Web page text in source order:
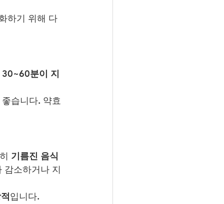
하기 위해 다
30~60분이 지
습니다. 약효
기름진 음식
감소하거나 지
입니다.